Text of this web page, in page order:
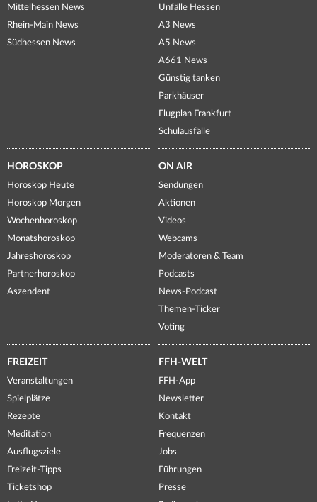
Mittelhessen News
Rhein-Main News
Südhessen News
Unfälle Hessen
A3 News
A5 News
A661 News
Günstig tanken
Parkhäuser
Flugplan Frankfurt
Schulausfälle
HOROSKOP
Horoskop Heute
Horoskop Morgen
Wochenhoroskop
Monatshoroskop
Jahreshoroskop
Partnerhoroskop
Aszendent
ON AIR
Sendungen
Aktionen
Videos
Webcams
Moderatoren & Team
Podcasts
News-Podcast
Themen-Ticker
Voting
FREIZEIT
Veranstaltungen
Spielplätze
Rezepte
Meditation
Ausflugsziele
Freizeit-Tipps
Ticketshop
FFH-WELT
FFH-App
Newsletter
Kontakt
Frequenzen
Jobs
Führungen
Presse